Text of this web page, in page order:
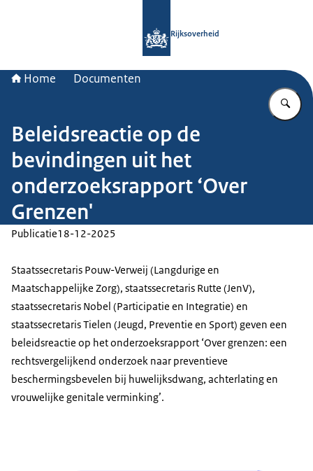
Rijksoverheid
Home Documenten
Beleidsreactie op de
bevindingen uit het
onderzoeksrapport ‘Over
Grenzen'
Publicatie18-12-2025
Staatssecretaris Pouw-Verweij (Langdurige en
Maatschappelijke Zorg), staatssecretaris Rutte (JenV),
staatssecretaris Nobel (Participatie en Integratie) en
staatssecretaris Tielen (Jeugd, Preventie en Sport) geven een
beleidsreactie op het onderzoeksrapport ‘Over grenzen: een
rechtsvergelijkend onderzoek naar preventieve
beschermingsbevelen bij huwelijksdwang, achterlating en
vrouwelijke genitale verminking’.